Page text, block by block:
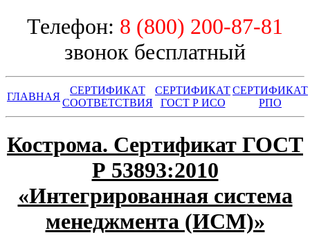
Телефон: 8 (800) 200-87-81
звонок бесплатный
ГЛАВНАЯ
СЕРТИФИКАТ
СООТВЕТСТВИЯ
СЕРТИФИКАТ
ГОСТ Р ИСО
СЕРТИФИКАТ
РПО
Кострома. Сертификат ГОСТ
Р 53893:2010
«Интегрированная система
менеджмента (ИСМ)»